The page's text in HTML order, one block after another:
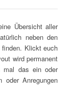
Übersicht aller
neben den
Klickt euch
wird permanent
mal das ein oder
Anregungen